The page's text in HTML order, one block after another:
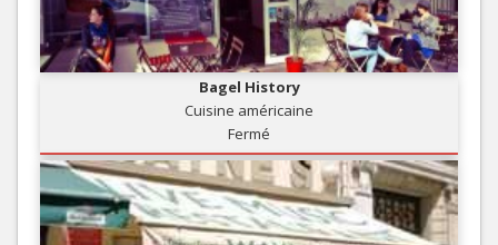
Bagel History
Cuisine américaine
Fermé